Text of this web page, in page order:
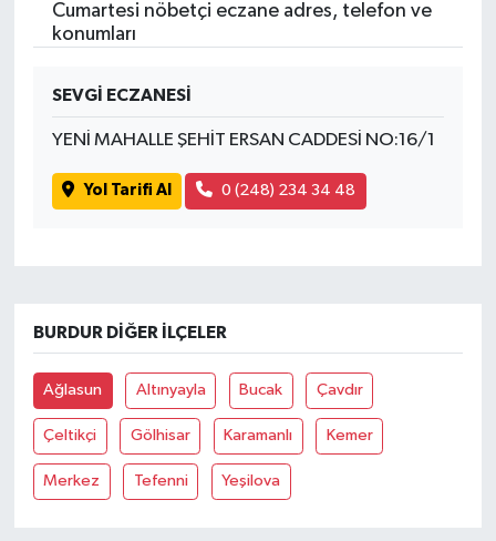
Cumartesi nöbetçi eczane adres, telefon ve
konumları
SEVGİ ECZANESİ
YENİ MAHALLE ŞEHİT ERSAN CADDESİ NO:16/1
Yol Tarifi Al 0 (248) 234 34 48
BURDUR DIĞER İLÇELER
Ağlasun Altınyayla Bucak Çavdır
Çeltikçi Gölhisar Karamanlı Kemer
Merkez Tefenni Yeşilova